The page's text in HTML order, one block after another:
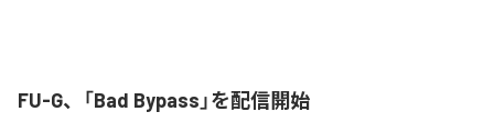
FU-G、「Bad Bypass」を配信開始